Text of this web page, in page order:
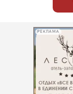
РЕКЛАМА